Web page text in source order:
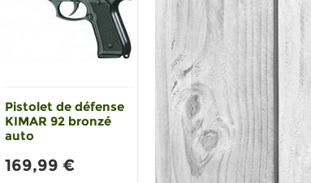
Pistolet de défense
KIMAR 92 bronzé
auto
169,99 €